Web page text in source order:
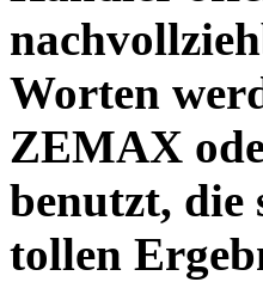
Worten
ZEMAX
benutzt, die
tollen